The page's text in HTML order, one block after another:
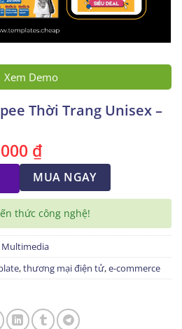
Xem Demo
Thời Trang Unisex –
₫.
₫Giá
tại
là:
300,000 ₫.
MUA NGAY
thức công nghệ!
Multimedia
,thương mại điện tử,e-commerce